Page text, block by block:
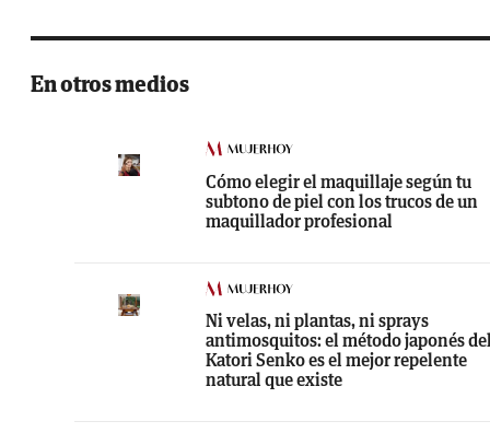
En otros medios
Cómo elegir el maquillaje según tu
subtono de piel con los trucos de un
maquillador profesional
Ni velas, ni plantas, ni sprays
antimosquitos: el método japonés
Katori Senko es el mejor repelente
natural que existe